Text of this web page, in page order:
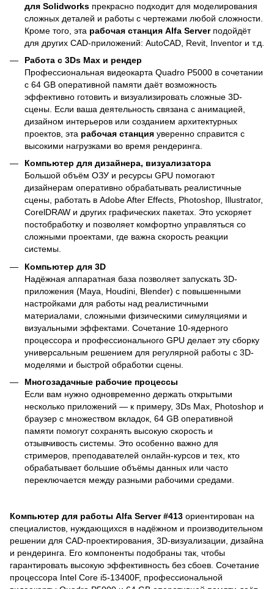
для Solidworks прекрасно подходит для моделирования
сложных деталей и работы с чертежами любой сложности.
Кроме того, эта рабочая станция Alfa Serverподойдёт
для других CAD-приложений: AutoCAD, Revit, Inventor и т.д.
Работа с 3Ds Max и рендер
Профессиональная видеокарта Quadro P5000 в сочетании
с 64 GB оперативной памяти даёт возможность
эффективно готовить и визуализировать сложные 3D-
сцены. Если ваша деятельность связана с анимацией,
дизайном интерьеров или созданием архитектурных
проектов, эта рабочая станция уверенно справится с
высокими нагрузками во время рендеринга.
Компьютер для дизайнера, визуализатора
Большой объём ОЗУ и ресурсы GPU помогают
дизайнерам оперативно обрабатывать реалистичные
сцены, работать в Adobe After Effects, Photoshop, Illustrator,
CorelDRAW и других графических пакетах. Это ускоряет
постобработку и позволяет комфортно управляться со
сложными проектами, где важна скорость реакции
системы.
Компьютер для 3D
Надёжная аппаратная база позволяет запускать 3D-
приложения (Maya, Houdini, Blender) с повышенными
настройками для работы над реалистичными
материалами, сложными физическими симуляциями и
визуальными эффектами. Сочетание 10-ядерного
процессора и профессионального GPU делает эту сборку
универсальным решением для регулярной работы с 3D-
моделями и быстрой обработки сцены.
Многозадачные рабочие процессы
Если вам нужно одновременно держать открытыми
несколько приложений — к примеру, 3Ds Max, Photoshop и
браузер с множеством вкладок, 64 GB оперативной
памяти помогут сохранять высокую скорость и
отзывчивость системы. Это особенно важно для
стримеров, преподавателей онлайн-курсов и тех, кто
обрабатывает большие объёмы данных или часто
переключается между разными рабочими средами.
Компьютер для работы Alfa Server #413 ориентирован на
специалистов, нуждающихся в надёжном и производительном
решении для CAD-проектирования, 3D-визуализации, дизайна
и рендеринга. Его компоненты подобраны так, чтобы
гарантировать высокую эффективность без сбоев. Сочетание
процессора Intel Core i5-13400F, профессиональной